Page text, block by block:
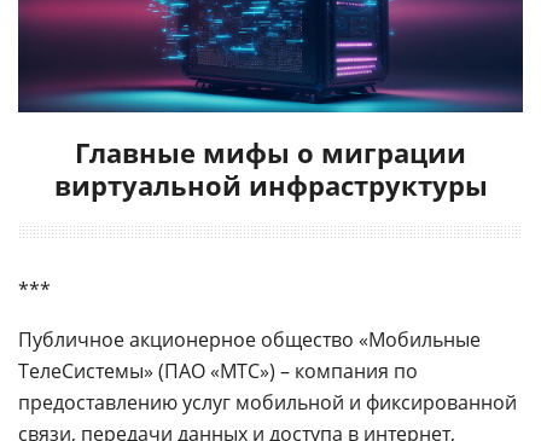
Главные мифы о миграции
виртуальной инфраструктуры
***
Публичное акционерное общество «Мобильные
ТелеСистемы» (ПАО «МТС») – компания по
предоставлению услуг мобильной и фиксированной
связи, передачи данных и доступа в интернет,